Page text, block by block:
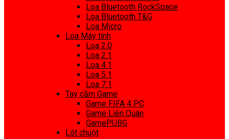
Loa Bluetooth RockSpace
Loa Bluetooth T&G
Loa Micro
Loa Máy tính
Loa 2.0
Loa 2.1
Loa 4.1
Loa 5.1
Loa 7.1
Tay cầm Game
Game FIFA 4 PC
Game Liên Quân
GamePUBG
Lót chuột